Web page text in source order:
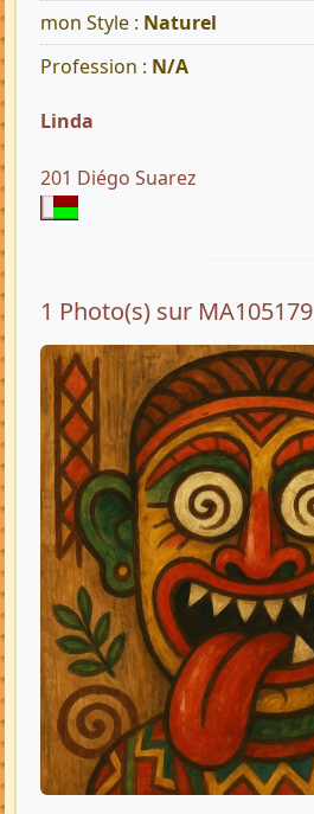
mon Style : Naturel
Profession : N/A
Linda
201 Diégo Suarez
1 Photo(s) sur MA105179